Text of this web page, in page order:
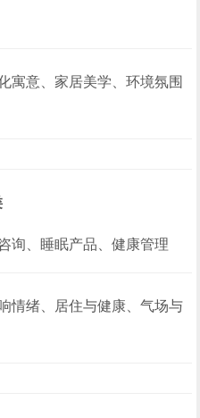
寓意、家居美学、环境氛围
询、睡眠产品、健康管理
情绪、居住与健康、气场与